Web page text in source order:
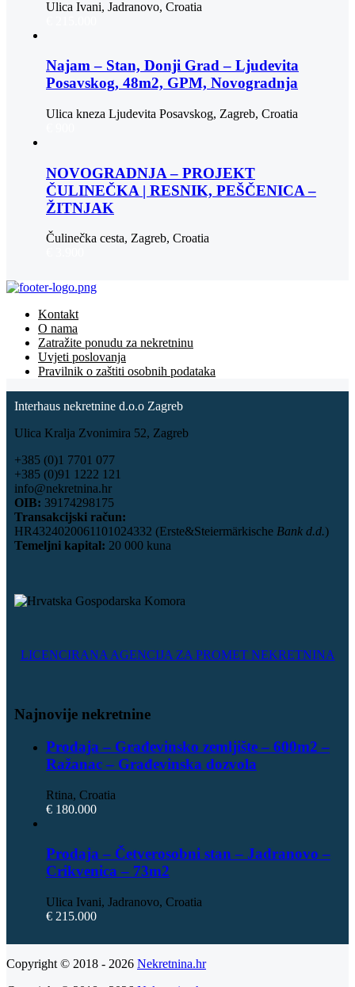
Ulica Ivani, Jadranovo, Croatia
Najam – Stan, Donji Grad – Ljudevita
Posavskog, 48m2, GPM, Novogradnja
Ulica kneza Ljudevita Posavskog, Zagreb, Croatia
NOVOGRADNJA – PROJEKT
ČULINEČKA | RESNIK, PEŠČENICA –
ŽITNJAK
Čulinečka cesta, Zagreb, Croatia
Kontakt
O nama
Zatražite ponudu za nekretninu
Uvjeti poslovanja
Pravilnik o zaštiti osobnih podataka
Interhaus nekretnine d.o.o Zagreb
Ulica Kralja Zvonimira 52, Zagreb
+385 (0)1 7701 077
+385 (0)91 1222 121
info@nekretnina.hr
OIB: 39174298175
Transakcijski račun:
HR4324020061101024332 (Erste&Steiermärkische Bank d.d.)
Temeljni kapital: 20 000 kuna
LICENCIRANA AGENCIJA ZA PROMET NEKRETNINA
Najnovije nekretnine
Prodaja – Građevinsko zemljište – 600m2 –
Ražanac – Građevinska dozvola
Rtina, Croatia
€ 180.000
Prodaja – Četverosobni stan – Jadranovo –
Crikvenica – 73m2
Ulica Ivani, Jadranovo, Croatia
€ 215.000
Copyright © 2018 - 2026 Nekretnina.hr